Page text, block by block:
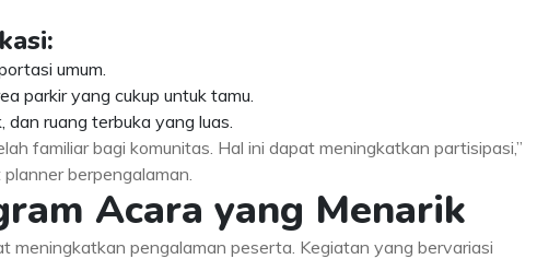
umum.
parkir yang cukup untuk tamu.
dan ruang terbuka yang luas.
familiar bagi komunitas. Hal ini dapat meningkatkan partisipasi,”
berpengalaman.
Acara yang Menarik
meningkatkan pengalaman peserta. Kegiatan yang bervariasi